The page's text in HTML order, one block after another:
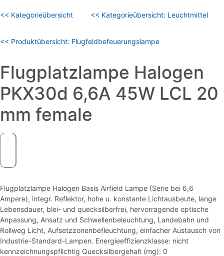
<< Kategorieübersicht << Kategorieübersicht: Leuchtmittel
<< Produktübersicht: Flugfeldbefeuerungslampe
Flugplatzlampe Halogen
PKX30d 6,6A 45W LCL 20
mm female
Flugplatzlampe Halogen Basis Airfield Lampe (Serie bei 6,6
Ampere), integr. Reflektor, hohe u. konstante Lichtausbeute, lange
Lebensdauer, blei- und quecksilberfrei, hervorragende optische
Anpassung, Ansatz und Schwellenbeleuchtung, Landebahn und
Rollweg Licht, Aufsetzzonenbefleuchtung, einfacher Austausch von
Industrie-Standard-Lampen. Energieeffizienzklasse: nicht
kennzeichnungspflichtig Quecksilbergehalt (mg): 0